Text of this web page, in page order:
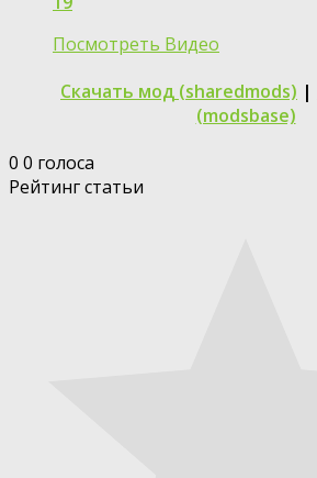
Посмотреть Видео
Скачать мод (sharedmods) |
(modsbase)
0 0 голоса
Рейтинг статьи